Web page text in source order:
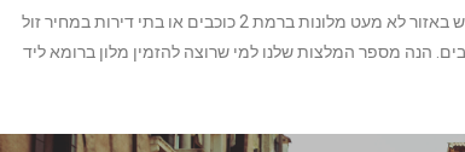
מי שרוצה להזמין מלון ברומא ליד טרמיני במחיר ממש זול אז יש באזור לא מעט מלונות ברמת 2 כוכבים או בתי דירות במחיר זול
זולים נוספים ברמת 3 או 4 כוכבים ואפילו 5 כוכבים. הנה מספר המלצות שלנו למי שרוצה להזמין מלון ברומא ליד